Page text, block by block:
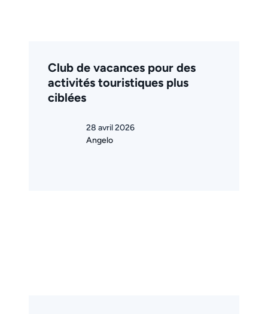
Club de vacances pour des
activités touristiques plus
ciblées
28 avril 2026
Angelo